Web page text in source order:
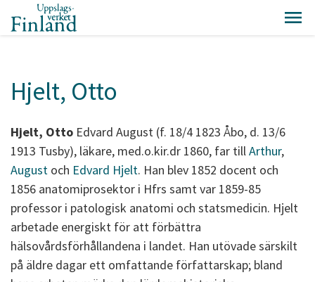
Hjelt, Otto
Hjelt, Otto Edvard August (f. 18/4 1823 Åbo, d. 13/6
1913 Tusby), läkare, med.o.kir.dr 1860, far tillArthur,
August och Edvard Hjelt. Han blev 1852 docent och
1856 anatomiprosektor i Hfrs samt var 1859-85
professor i patologisk anatomi och statsmedicin. Hjelt
arbetade energiskt för att förbättra
hälsovårdsförhållandena i landet. Han utövade särskilt
på äldre dagar ett omfattande författarskap; bland